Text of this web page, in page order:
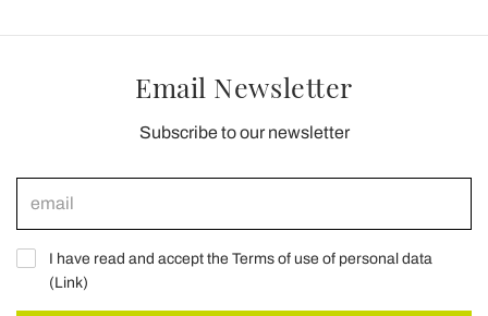
Email Newsletter
Subscribe to our newsletter
I have read and accept the Terms of use of personal data
(Link)